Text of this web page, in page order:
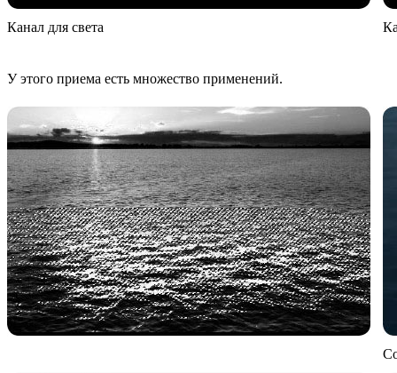
Канал для света
У этого приема есть множество применений.